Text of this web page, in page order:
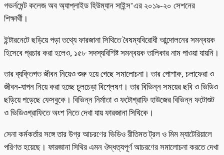
গভর্নমেন্ট কলেজ অব অ্যাপ্লাইড হিউম্যান সাইন্স’এর ২০১৯-২০ সেশনের
শিক্ষার্থী।
ইন্টারনেটে ছড়িয়ে পড়া তথ্যে ফারজানা সিথিতে বৈষম্যবিরোধী আন্দোলনের সমন্বয়ক
হিসেবে প্রচার করা হলেও, ১৫৮ সদস্যবিশিষ্ট সমন্বয়ক তালিকার নাম পাওয়া যায়নি।
তার ব্যক্তিগত জীবন নিয়েও শুরু হয়ে গেছে সমালোচনা। তার পোশাক, চলাফেরা ও
জীবন-যাপন নিয়ে করা হচ্ছে চুলচেড়া বিশ্লেষণ। তার বিভিন্ন সময়ের ছবি ও ভিডিও
ছড়িয়ে পড়েছে ফেসবুকে। বিভিন্ন নির্মাতা ও ফটোগ্রাফি হাউজের বিভিন্ন ফটোশুট
ও ভিডিওগ্রাফিতে অংশ নিতে দেখা যায় ফারজানা সিথিকে।
সেনা কর্মকর্তার সঙ্গে তার উগ্র আচরণের ভিডিও রীতিমত ট্রল ও মিম ম্যাটেরিয়ালে
পরিণত হয়েছে। ফারজানা সিথির এমন ঔদ্ধত্যপূর্ণ আচরণের সমালোচনা করতে দেখা